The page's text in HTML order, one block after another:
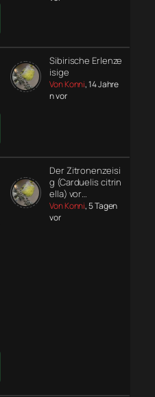
Sibirische Erlenze
isige
Von Konni, 14 Jahre
n vor
Der Zitronenzeisi
g (Carduelis citrin
ella) vor…
Von Konni, 5 Tagen
vor